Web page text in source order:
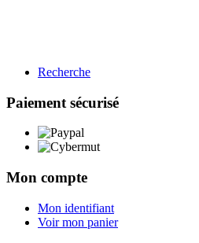
Restauration BTP
Recherche
Paiement sécurisé
Mon compte
Mon identifiant
Voir mon panier